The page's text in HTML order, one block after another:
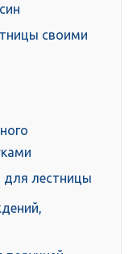
своими
для лестницы